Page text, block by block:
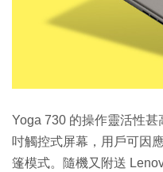
Yoga 730 的操作靈活性
吋觸控式屏幕，用戶可因
篷模式。隨機又附送